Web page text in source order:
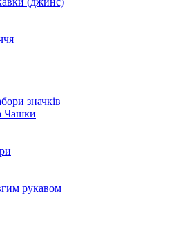
значків
Чашки
рукавом